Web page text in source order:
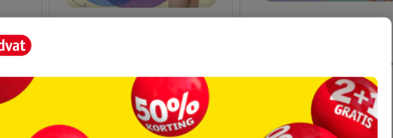
Luiers Jumbopack
mt 5+ (14-18 kg), 58 stuks
350
Kruidvat Pants Junior Maat 5
Luierbroekjes Jumbopack
mt 5 (12-17 kg), 50 stuks
763